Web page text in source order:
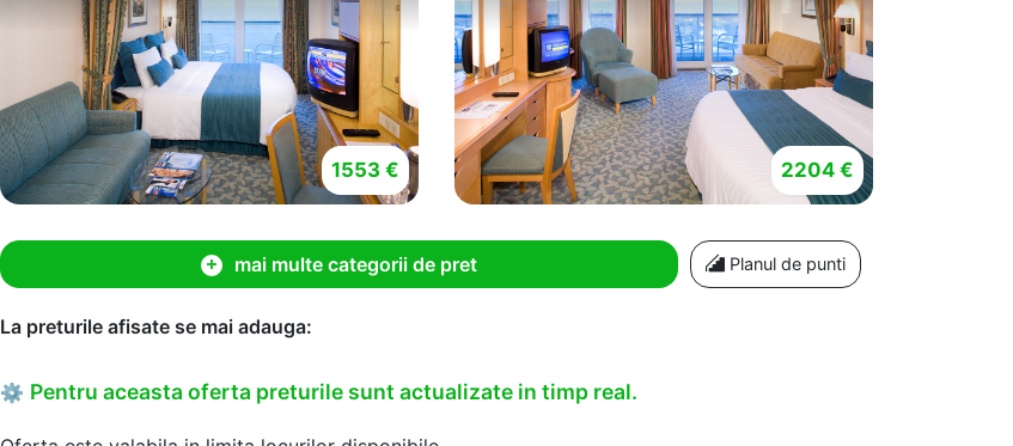
1553 € 2204 €
mai multe categorii de pret Planul de punti
La preturile afisate se mai adauga:
⚙ Pentru aceasta oferta preturile sunt actualizate in timp real.